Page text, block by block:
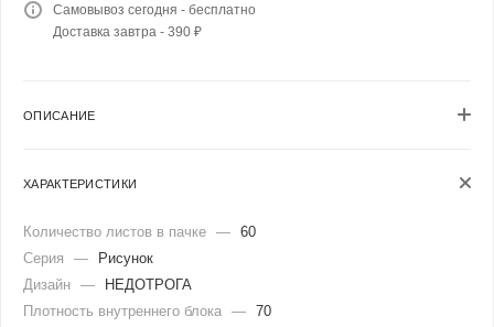
Самовывоз сегодня - бесплатно
Доставка завтра - 390 ₽
ОПИСАНИЕ
ХАРАКТЕРИСТИКИ
Количество листов в пачке — 60
Серия
—
Рисунок
Дизайн —
НЕДОТРОГА
Плотность внутреннего блока — 70